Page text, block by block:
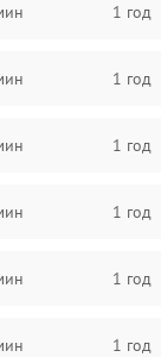
1 год
1 год
1 год
1 год
1 год
1 год